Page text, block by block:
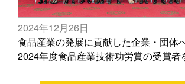
2024年12月26日
食品産業の発展に貢献した企業・団体
2024年度食品産業技術功労賞の受賞者